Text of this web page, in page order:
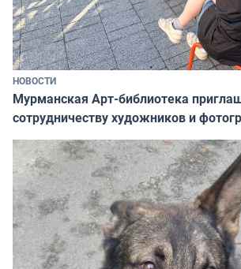
НОВОСТИ
Мурманская Арт-библиотека
сотрудничеству художников и